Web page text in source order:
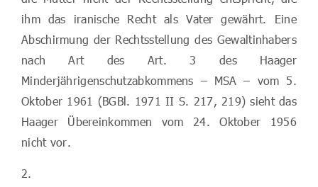
ihm das iranische Recht als Vater gewährt. Eine
Abschirmung der Rechtsstellung des Gewaltinhabers
nach Art des Art. 3 des Haager
Minderjährigenschutzabkommens – MSA – vom 5.
Oktober 1961 (BGBl. 1971 II S. 217, 219) sieht das
Haager Übereinkommen vom 24. Oktober 1956
nicht vor.
2.